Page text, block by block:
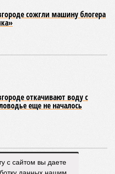
сожгли машину блогера
откачивают воду с
еще не началось
с сайтом вы даете
данных нашим